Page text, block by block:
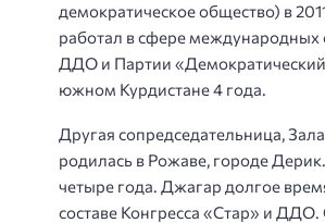
демократическое общество) в
работал в сфере международных
ДДО и Партии
южном Курдистане 4 года.
Другая сопредседательница,
родилась в Рожаве, городе
четыре года. Джагар долгое
составе Конгресса «Стар» и